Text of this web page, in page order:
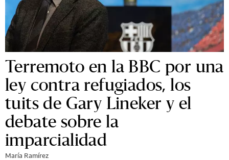
Terremoto en la BBC por una
ley contra refugiados, los
tuits de Gary Lineker y el
debate sobre la
imparcialidad
María Ramírez